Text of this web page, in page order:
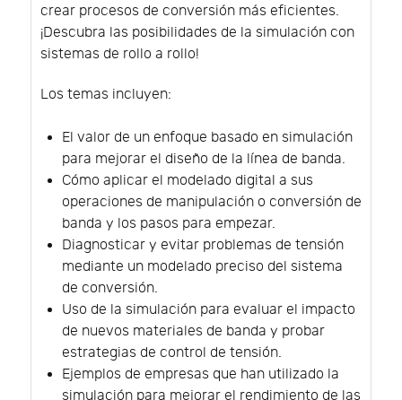
crear procesos de conversión más eficientes.
¡Descubra las posibilidades de la simulación con
sistemas de rollo a rollo!
Los temas incluyen:
El valor de un enfoque basado en simulación
para mejorar el diseño de la línea de banda.
Cómo aplicar el modelado digital a sus
operaciones de manipulación o conversión de
banda y los pasos para empezar.
Diagnosticar y evitar problemas de tensión
mediante un modelado preciso del sistema
de conversión.
Uso de la simulación para evaluar el impacto
de nuevos materiales de banda y probar
estrategias de control de tensión.
Ejemplos de empresas que han utilizado la
simulación para mejorar el rendimiento de las